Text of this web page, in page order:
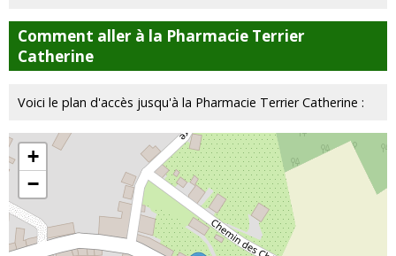
Comment aller à la Pharmacie Terrier
Catherine
Voici le plan d'accès jusqu'à la Pharmacie Terrier Catherine :
+
−